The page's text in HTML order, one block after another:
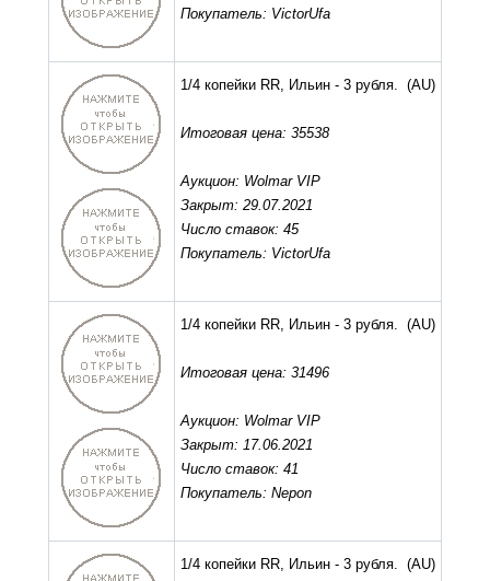
Покупатель: VictorUfa
1/4 копейки RR, Ильин - 3 рубля. (AU)
Итоговая цена: 35538
Аукцион: Wolmar VIP
Закрыт: 29.07.2021
Число ставок: 45
Покупатель: VictorUfa
1/4 копейки RR, Ильин - 3 рубля. (AU)
Итоговая цена: 31496
Аукцион: Wolmar VIP
Закрыт: 17.06.2021
Число ставок: 41
Покупатель: Nepon
1/4 копейки RR, Ильин - 3 рубля. (AU)